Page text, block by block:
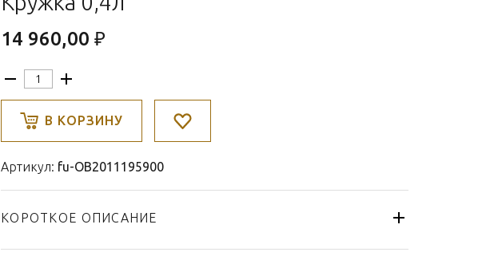
14 960,00 ₽
В КОРЗИНУ
Артикул: fu-OB2011195900
КОРОТКОЕ ОПИСАНИЕ